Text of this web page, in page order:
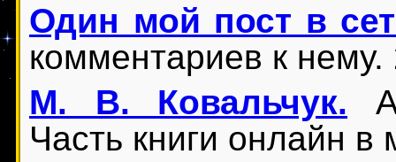
Один мой пост в
комментариев к
М. В. Ковальчук.
Часть книги онлайн